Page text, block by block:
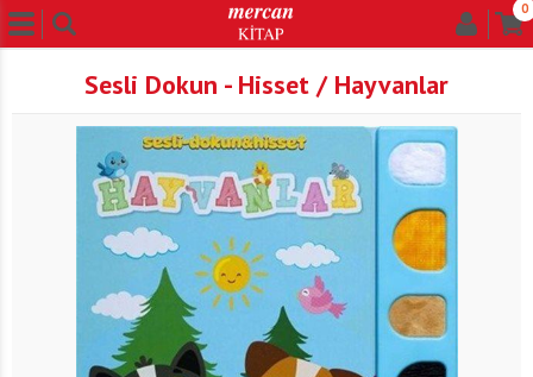
0
Sesli Dokun - Hisset / Hayvanlar